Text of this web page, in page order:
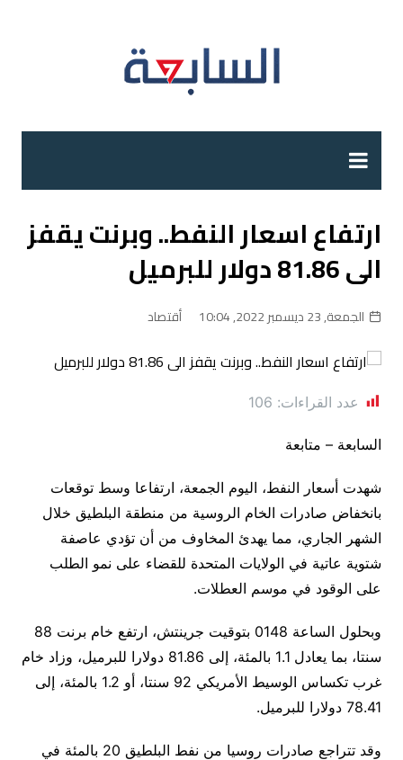
ارتفاع اسعار النفط.. وبرنت يقفز
الى 81.86 دولار للبرميل
الجمعة, 23 ديسمبر 2022, 10:04 أقتصاد
عدد القراءات: 106
السابعة – متابعة
شهدت أسعار النفط، اليوم الجمعة، ارتفاعا وسط توقعات
بانخفاض صادرات الخام الروسية من منطقة البلطيق خلال
الشهر الجاري، مما يهدئ المخاوف من أن تؤدي عاصفة
شتوية عاتية في الولايات المتحدة للقضاء على نمو الطلب
على الوقود في موسم العطلات.
وبحلول الساعة 0148 بتوقيت جرينتش، ارتفع خام برنت 88
سنتا، بما يعادل 1.1 بالمئة، إلى 81.86 دولارا للبرميل، وزاد خام
غرب تكساس الوسيط الأمريكي 92 سنتا، أو 1.2 بالمئة، إلى
78.41 دولارا للبرميل.
وقد تتراجع صادرات روسيا من نفط البلطيق 20 بالمئة في